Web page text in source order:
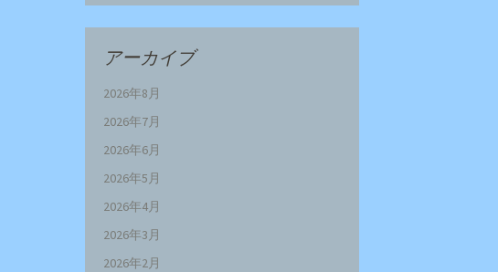
アーカイブ
2026年8月
2026年7月
2026年6月
2026年5月
2026年4月
2026年3月
2026年2月